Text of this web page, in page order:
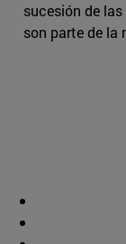
sucesión de
son parte de la